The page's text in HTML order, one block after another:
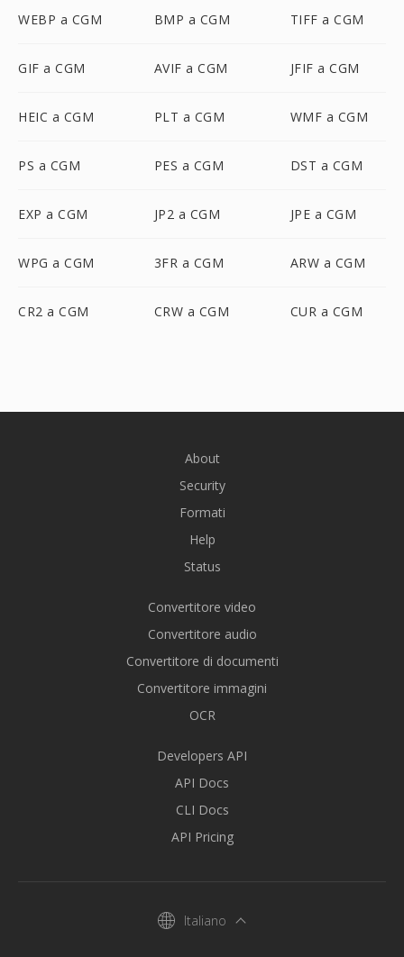
WEBP a CGM BMP a CGM TIFF a CGM
GIF a CGM AVIF a CGM JFIF a CGM
HEIC a CGM PLT a CGM WMF a CGM
PS a CGM PES a CGM DST a CGM
EXP a CGM JP2 a CGM JPE a CGM
WPG a CGM 3FR a CGM ARW a CGM
CR2 a CGM CRW a CGM CUR a CGM
About
Security
Formati
Help
Status
Convertitore video
Convertitore audio
Convertitore di documenti
Convertitore immagini
OCR
Developers API
API Docs
CLI Docs
API Pricing
Italiano